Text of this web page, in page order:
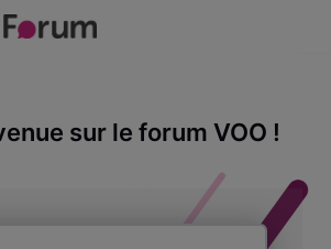
sur le forum VOO !